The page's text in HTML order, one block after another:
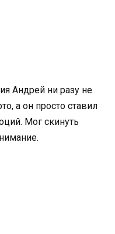
Андрей ни разу не
а он просто ставил
Мог скинуть